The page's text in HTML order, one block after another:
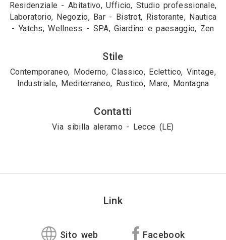
Residenziale - Abitativo, Ufficio, Studio professionale,
Laboratorio, Negozio, Bar - Bistrot, Ristorante, Nautica
- Yatchs, Wellness - SPA, Giardino e paesaggio, Zen
Stile
Contemporaneo, Moderno, Classico, Eclettico, Vintage,
Industriale, Mediterraneo, Rustico, Mare, Montagna
Contatti
Via sibilla aleramo - Lecce (LE)
Link
Sito web Facebook